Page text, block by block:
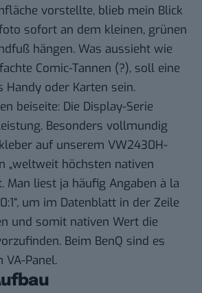
vorstellte, blieb mein Blick
sofort an dem kleinen, grünen
hängen. Was aussieht wie
Comic-Tannen (?), soll eine
oder Karten sein.
beiseite: Die Display-Serie
Besonders vollmundig
auf unserem VW2430H-
„weltweit höchsten nativen
Man liest ja häufig Angaben à la
um im Datenblatt in der Zeile
und somit nativen Wert die
Beim BenQ sind es
VA-Panel.